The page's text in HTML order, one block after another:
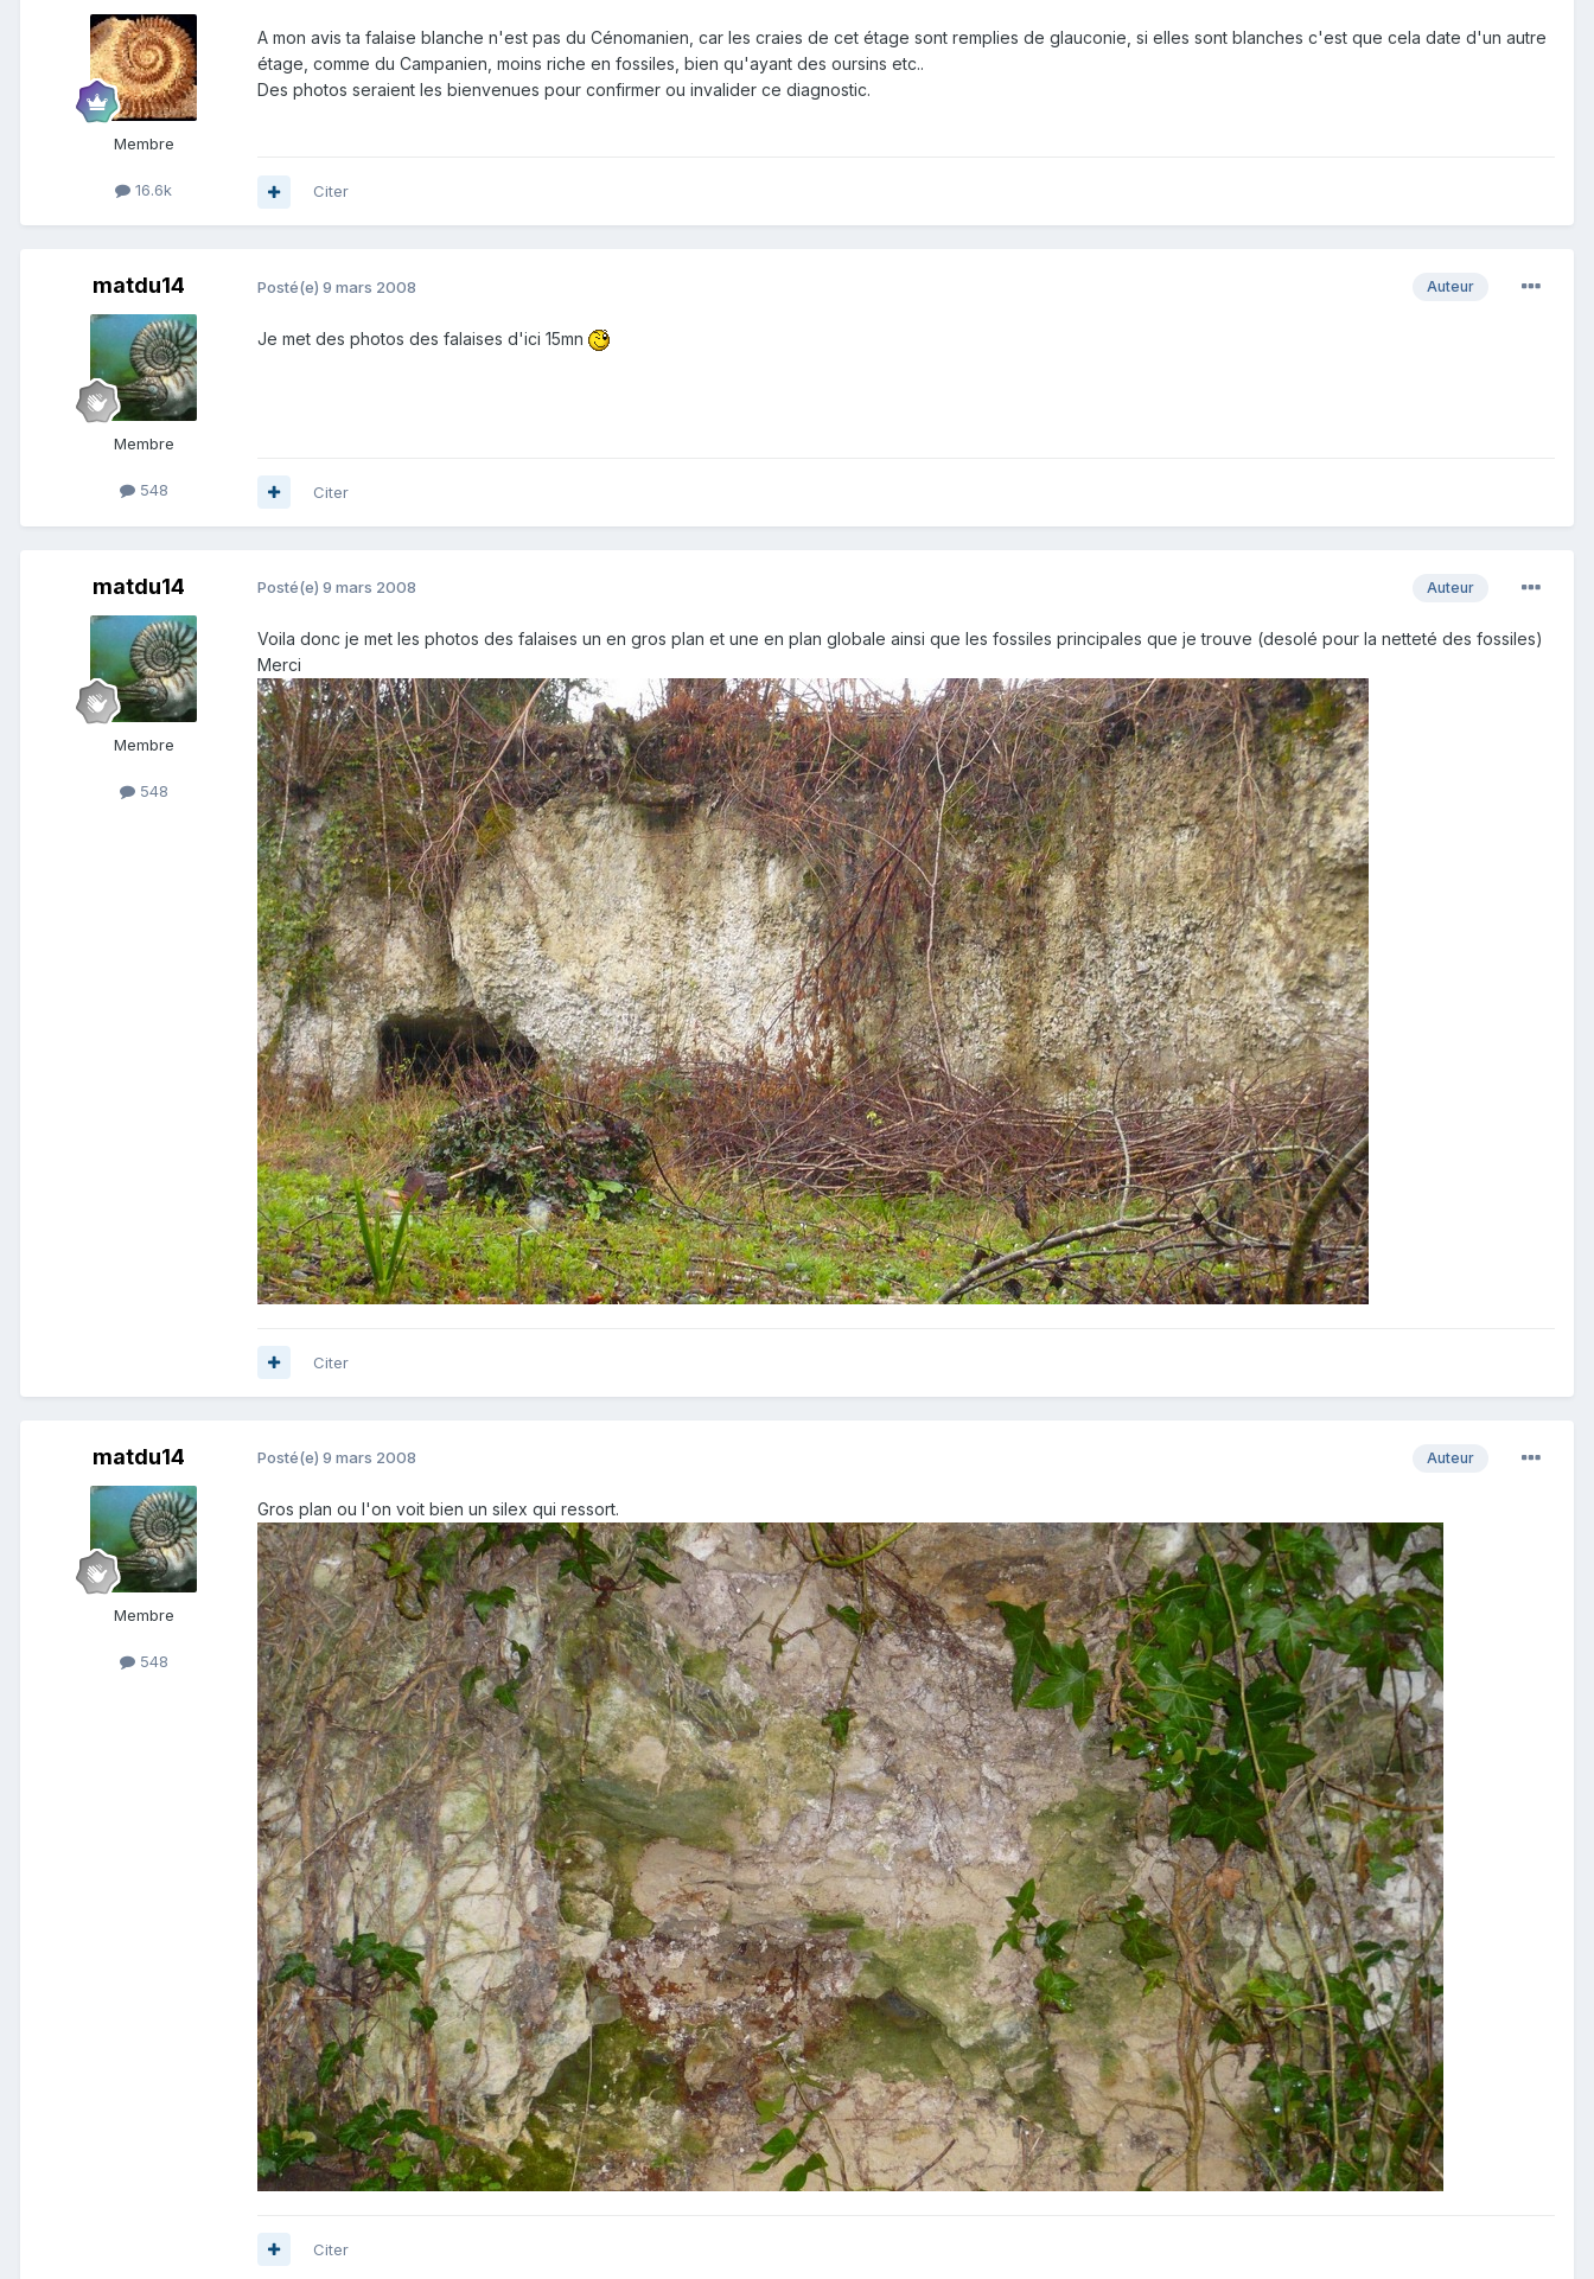
Membre
16.6k
A mon avis ta falaise blanche n'est pas du Cénomanien, car les craies de cet étage sont remplies de glauconie, si elles sont blanches c'est que cela date d'un autre
étage, comme du Campanien, moins riche en fossiles, bien qu'ayant des oursins etc..
Des photos seraient les bienvenues pour confirmer ou invalider ce diagnostic.
Citer
matdu14
Membre
548
Auteur
Posté(e) 9 mars 2008
Je met des photos des falaises d'ici 15mn
Citer
matdu14
Membre
548
Auteur
Posté(e) 9 mars 2008
Voila donc je met les photos des falaises un en gros plan et une en plan globale ainsi que les fossiles principales que je trouve (desolé pour la netteté des fossiles)
Merci
Citer
matdu14
Membre
548
Auteur
Posté(e) 9 mars 2008
Gros plan ou l'on voit bien un silex qui ressort.
Citer